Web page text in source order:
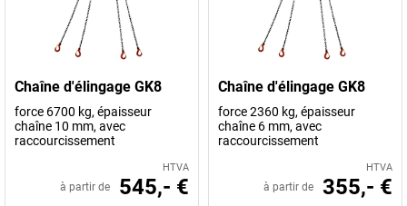
Chaîne d'élingage GK8
force 6700 kg, épaisseur
chaîne 10 mm, avec
raccourcissement
HTVA
à partir de 545,- €
Chaîne d'élingage GK8
force 2360 kg, épaisseur
chaîne 6 mm, avec
raccourcissement
HTVA
à partir de 355,- €